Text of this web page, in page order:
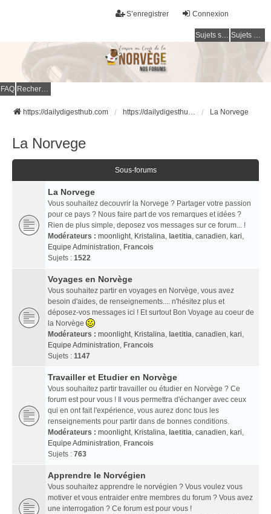
Connexion
S’enregistrer
Sujets sans réponse Sujets actifs
FAQ Rechercher
https://dailydigesthub.com https://dailydigesthub.com La Norvege
La Norvege
Sous-forums
La Norvege
Vous souhaitez decouvrir la Norvege ? Partager votre passion
pour ce pays ? Nous faire part de vos remarques et idées ?
Rien de plus simple, deposez vos messages sur ce forum... !
Modérateurs : moonlight, Kristalina, laetitia, canadien, kari,
Equipe Administration, Francois
Sujets : 1522
Voyages en Norvège
Vous souhaitez partir en voyages en Norvège, vous avez
besoin d'aides, de renseignements.... n'hésitez plus et
déposez-vos messages ici ! Et surtout Bon Voyage au coeur de
la Norvège
Modérateurs : moonlight, Kristalina, laetitia, canadien, kari,
Equipe Administration, Francois
Sujets : 1147
Travailler et Etudier en Norvège
Vous souhaitez partir travailler ou étudier en Norvège ? Ce
forum est pour vous ! Il vous permettra d'échanger avec ceux
qui en ont fait l'expérience, vous aurez donc tous les
renseignements pour partir dans de bonnes conditions.
Modérateurs : moonlight, Kristalina, laetitia, canadien, kari,
Equipe Administration, Francois
Sujets : 763
Apprendre le Norvégien
Vous souhaitez apprendre le norvégien ? Vous voulez vous
motiver et vous entraider entre membres du forum ? Vous avez
une interrogation ? Ce forum est pour vous !